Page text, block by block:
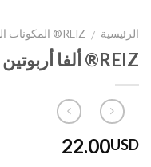
الرئيسية / REIZ® المكونات الطبية الفعالة
REIZ® ألفا أربوتين 10,000 ppm
USD
22.00